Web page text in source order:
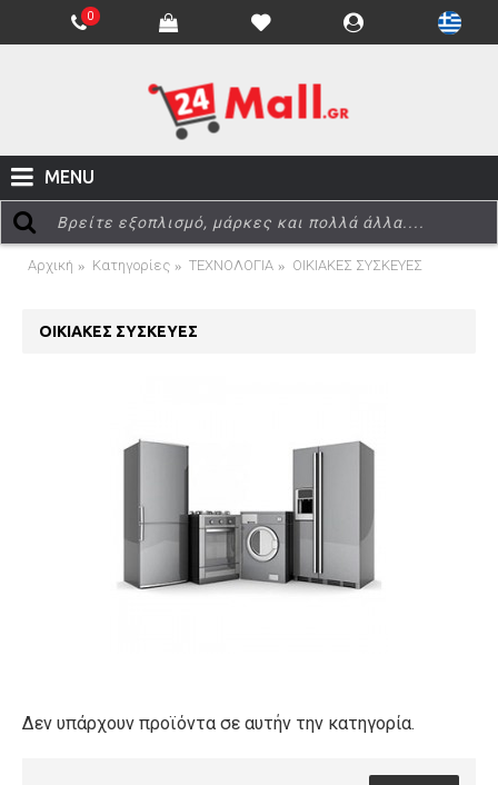
0
MENU
Αρχική Κατηγορίες ΤΕΧΝΟΛΟΓΙΑ ΟΙΚΙΑΚΕΣ ΣΥΣΚΕΥΕΣ
ΟΙΚΙΑΚΕΣ ΣΥΣΚΕΥΕΣ
Δεν υπάρχουν προϊόντα σε αυτήν την κατηγορία.